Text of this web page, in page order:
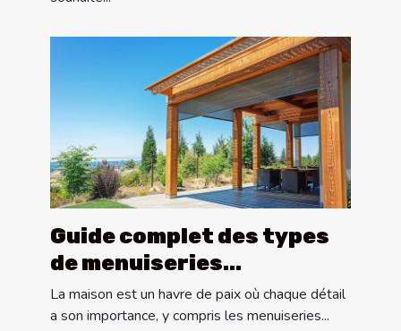
Guide complet des types
de menuiseries
extérieures : pergolas,
portes et volets
La maison est un havre de paix où chaque détail
a son importance, y compris les menuiseries...